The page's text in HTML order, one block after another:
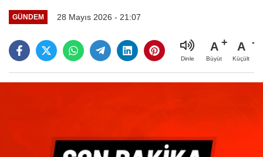
GÜNDEM 28 Mayıs 2026 - 21:07
Dinle
A
Büyüt
A
Küçült